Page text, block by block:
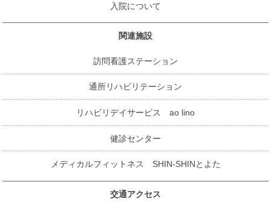
入院について
関連施設
訪問看護ステーション
通所リハビリテーション
リハビリデイサービス ao lino
健診センター
メディカルフィットネス SHIN-SHINとよた
交通アクセス